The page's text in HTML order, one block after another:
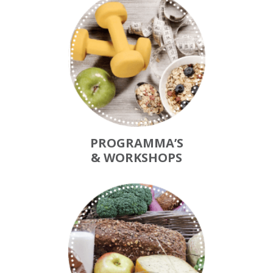
zo waardevol voor zowel beginnende
sporters als ervaren atleten. 1. Een
effectieve full-body workout De Reformer-
machine maakt het mogelijk om vrijwel
alle spiergroepen te trainen. Met behulp
van veren pas je de weerstand aan:
zwaarder of juist lichter, afhankelijk van
je doel. Zo worden spieren niet alleen
samenwerken, reageren en stabiliseren.
Elke oefening vraagt om precisie en
concentratie, waardoor je core, rug,
benen en armen gelijktijdig aan het werk
PROGRAMMA’S
& WORKSHOPS